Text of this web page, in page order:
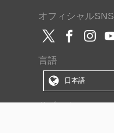
オフィシャルSNS
言語
日本語
サポート